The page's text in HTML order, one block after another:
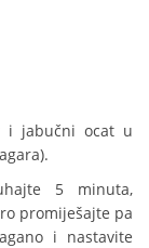
i jabučni ocat u
5 minuta,
promiješajte pa
i nastavite